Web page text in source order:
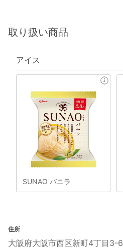
取り扱い商品
アイス
SUNAO バニラ
住所
大阪府大阪市西区新町4丁目3-6